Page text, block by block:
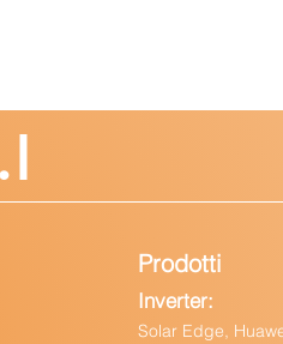
Prodotti
Inverter:
Solar Edge,